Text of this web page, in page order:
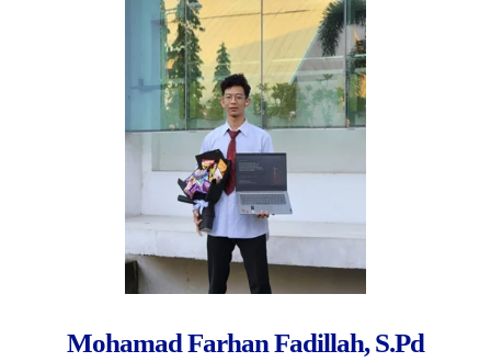
Kegiatan Ekskul
Pengumuman
Hubungi Kami
Mohamad Farhan Fadillah, S.Pd